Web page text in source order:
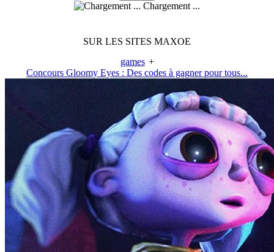
Chargement ...
SUR LES SITES MAXOE
games +
Concours Gloomy Eyes : Des codes à gagner pour tous...